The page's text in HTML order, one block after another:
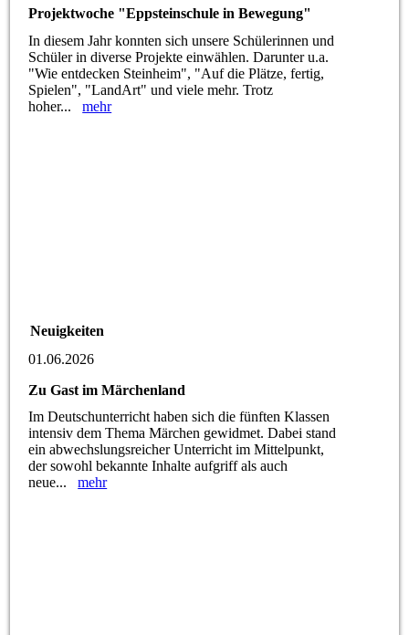
Projektwoche "Eppsteinschule in Bewegung"
In diesem Jahr konnten sich unsere Schülerinnen und
Schüler in diverse Projekte einwählen. Darunter u.a.
"Wie entdecken Steinheim", "Auf die Plätze, fertig,
Spielen", "LandArt" und viele mehr. Trotz
hoher...mehr
Neuigkeiten
01.06.2026
Zu Gast im Märchenland
Im Deutschunterricht haben sich die fünften Klassen
intensiv dem Thema Märchen gewidmet. Dabei stand
ein abwechslungsreicher Unterricht im Mittelpunkt,
der sowohl bekannte Inhalte aufgriff als auch
neue...mehr